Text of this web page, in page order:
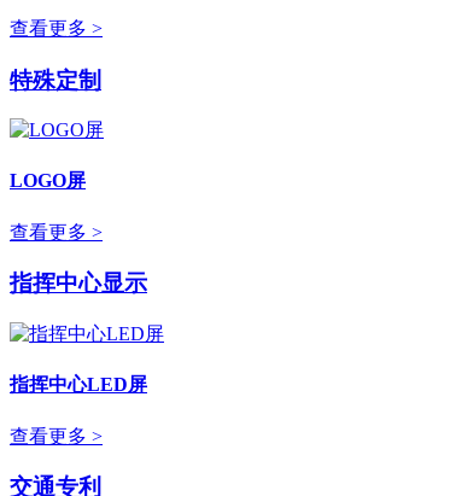
查看更多 >
特殊定制
LOGO屏
查看更多 >
指挥中心显示
指挥中心LED屏
查看更多 >
交通专利